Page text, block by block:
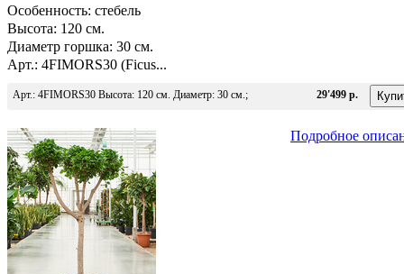
Особенность: стебель
Высота: 120 см.
Диаметр горшка: 30 см.
Арт.: 4FIMORS30 (Ficus...
Арт.: 4FIMORS30 Высота: 120 см. Диаметр: 30 см.; 29'499 р.
Подробное